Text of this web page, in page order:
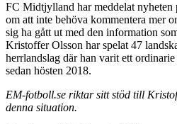
FC Midtjylland har meddelat nyheten
om att inte behöva kommentera mer
sig ha gått ut med den information
Kristoffer Olsson har spelat 47
herrlandslag där han varit ett
sedan hösten 2018.
EM-fotboll.se riktar sitt stöd till
denna situation.